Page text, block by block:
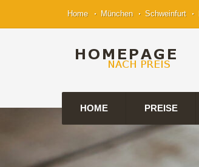
Home München Schweinfurt
HOME PREISE